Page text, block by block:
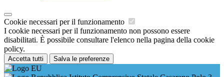
Cookie necessari per il funzionamento
I cookie necessari per il funzionamento non possono essere
disabilitati. È possibile consultare l'elenco nella pagina della cookie
policy.
Accetta tutti Salva le preferenze